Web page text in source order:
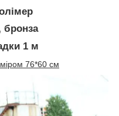
бронза
1 м
76*60 см